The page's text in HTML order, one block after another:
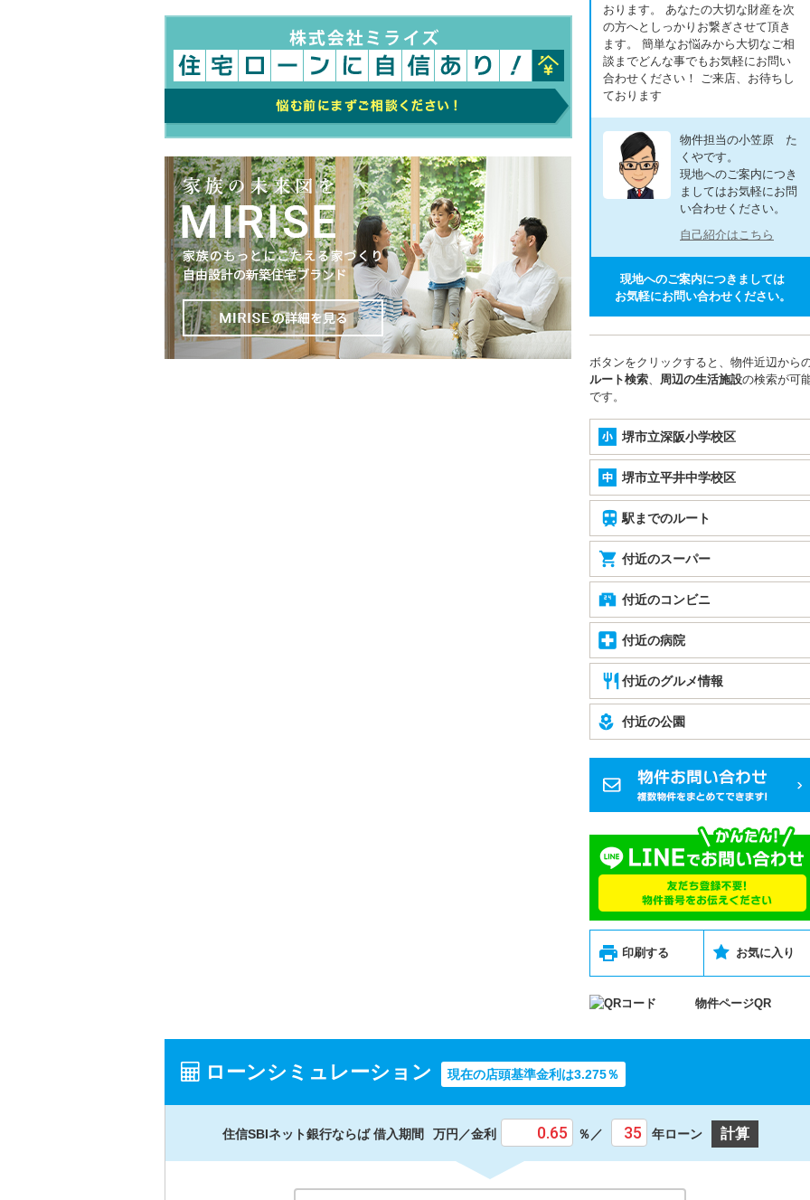
おります。 あなたの大切な財産を次
の方へとしっかりお繋ぎさせて頂き
ます。 簡単なお悩みから大切なご相
談までどんな事でもお気軽にお問い
合わせください！ ご来店、お待ちし
ております
物件担当の小笠原 た
くやです。
現地へのご案内につき
ましてはお気軽にお問
い合わせください。
自己紹介はこちら
現地へのご案内につきましては
お気軽にお問い合わせください。
ボタンをクリックすると、物件近辺から
ルート検索、 周辺の生活施設の検索が可
です。
堺市立深阪小学校区
堺市立平井中学校区
駅までのルート
付近のスーパー
付近のコンビニ
付近の病院
付近のグルメ情報
付近の公園
印刷する お気に入り
物件ページQR
ローンシミュレーション 現在の店頭基準金利は3.275％
住信SBIネット銀行ならば 借入期間 万円／金利 ％／ 年ローン 計算